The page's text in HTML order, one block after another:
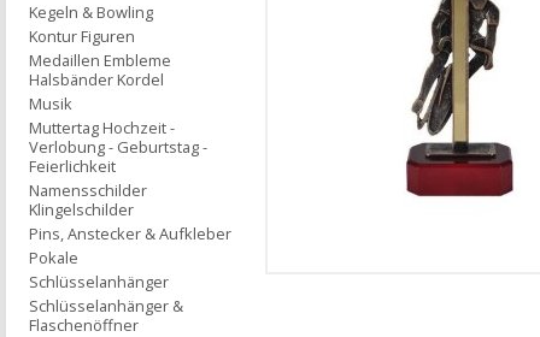
Kegeln & Bowling
Kontur Figuren
Medaillen Embleme
Halsbänder Kordel
Musik
Muttertag Hochzeit -
Verlobung - Geburtstag -
Feierlichkeit
Namensschilder
Klingelschilder
Pins, Anstecker & Aufkleber
Pokale
Schlüsselanhänger
Schlüsselanhänger &
Flaschenöffner